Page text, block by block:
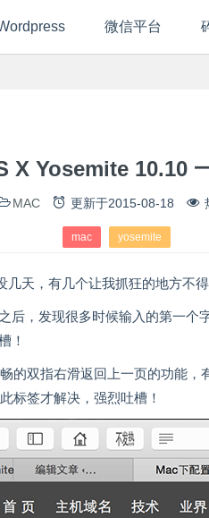
微信平台
X Yosemite 10.10
MAC 更新于2015-08-18
mac yosemite
天，有几个让我抓狂的地方不得
后，发现很多时候输入的第一
！
的双指右滑返回上一页的功能
标签才解决，强烈吐槽！